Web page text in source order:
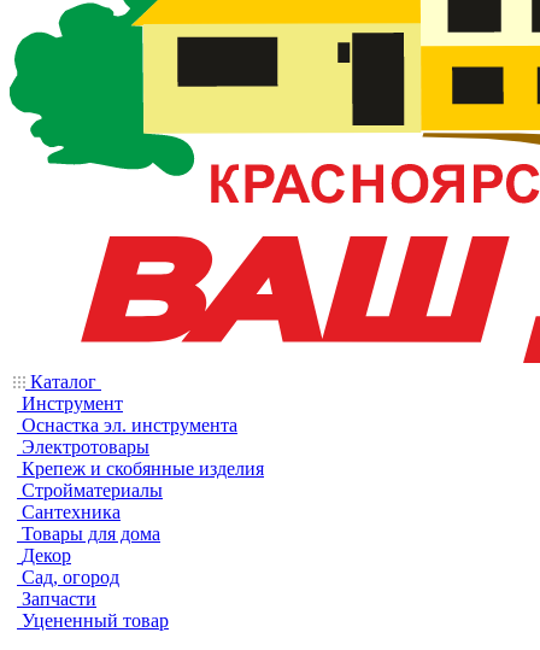
Каталог
Инструмент
Оснастка эл. инструмента
Электротовары
Крепеж и скобянные изделия
Стройматериалы
Сантехника
Товары для дома
Декор
Сад, огород
Запчасти
Уцененный товар